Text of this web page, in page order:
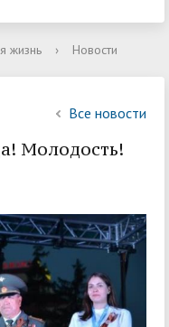
жизнь › Новости
Все новости
Молодость!